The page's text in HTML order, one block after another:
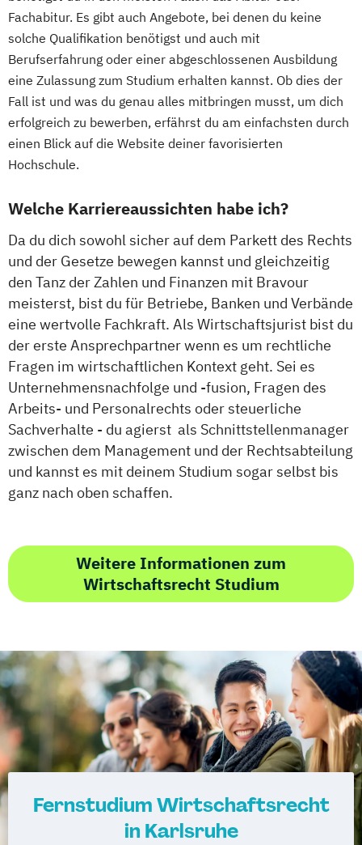
Fachabitur. Es gibt auch Angebote, bei denen du keine
solche Qualifikation benötigst und auch mit
Berufserfahrung oder einer abgeschlossenen Ausbildung
eine Zulassung zum Studium erhalten kannst. Ob dies der
Fall ist und was du genau alles mitbringen musst, um dich
erfolgreich zu bewerben, erfährst du am einfachsten durch
einen Blick auf die Website deiner favorisierten
Hochschule.
Welche Karriereaussichten habe ich?
Da du dich sowohl sicher auf dem Parkett des Rechts
und der Gesetze bewegen kannst und gleichzeitig
den Tanz der Zahlen und Finanzen mit Bravour
meisterst, bist du für Betriebe, Banken und Verbände
eine wertvolle Fachkraft. Als Wirtschaftsjurist bist du
der erste Ansprechpartner wenn es um rechtliche
Fragen im wirtschaftlichen Kontext geht. Sei es
Unternehmensnachfolge und -fusion, Fragen des
Arbeits- und Personalrechts oder steuerliche
Sachverhalte - du agierst als Schnittstellenmanager
zwischen dem Management und der Rechtsabteilung
und kannst es mit deinem Studium sogar selbst bis
ganz nach oben schaffen.
Weitere Informationen zum
Wirtschaftsrecht Studium
Fernstudium Wirtschaftsrecht
in Karlsruhe